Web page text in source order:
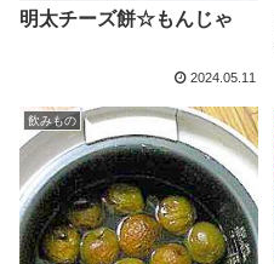
明太チーズ餅☆もんじゃ
2024.05.11
飲みもの